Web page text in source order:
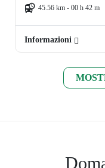
45.56 km - 00 h 42 m
Informazioni